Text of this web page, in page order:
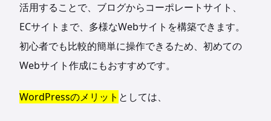
活用することで、ブログからコーポレートサイト、
ECサイトまで、多様なWebサイトを構築できます。
初心者でも比較的簡単に操作できるため、初めての
Webサイト作成にもおすすめです。
WordPressのメリット としては、